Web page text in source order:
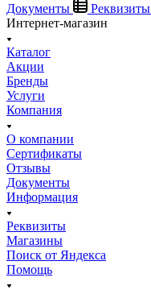
Документы
Реквизиты
Интернет-магазин
Каталог
Акции
Бренды
Услуги
Компания
О компании
Сертификаты
Отзывы
Документы
Информация
Реквизиты
Магазины
Поиск от Яндекса
Помощь